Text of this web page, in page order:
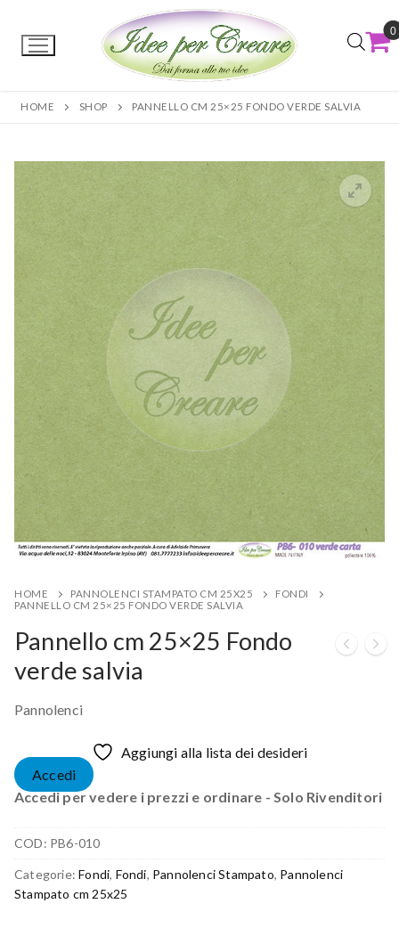
0
HOME SHOP PANNELLO CM 25×25 FONDO VERDE SALVIA
HOME PANNOLENCI STAMPATO CM 25X25
FONDI
PANNELLO CM 25×25 FONDO VERDE SALVIA
Pannello cm 25×25 Fondo
verde salvia
Pannolenci
Aggiungi alla lista dei desideri
Accedi
Accedi per vedere i prezzi e ordinare - Solo Rivenditori
COD: PB6-010
Categorie:Fondi, Fondi, Pannolenci Stampato, Pannolenci
Stampato cm 25x25